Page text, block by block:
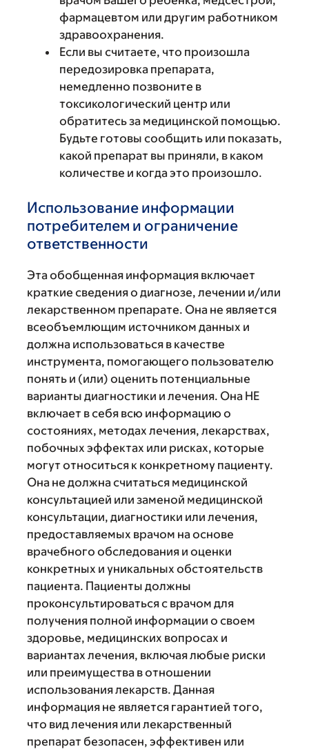
фармацевтом или другим работником
здравоохранения.
Если вы считаете, что произошла
передозировка препарата,
немедленно позвоните в
токсикологический центр или
обратитесь за медицинской помощью.
Будьте готовы сообщить или показать,
какой препарат вы приняли, в каком
количестве и когда это произошло.
Использование информации
потребителем и ограничение
ответственности
Эта обобщенная информация включает
краткие сведения о диагнозе, лечении и/или
лекарственном препарате. Она не является
всеобъемлющим источником данных и
должна использоваться в качестве
инструмента, помогающего пользователю
понять и (или) оценить потенциальные
варианты диагностики и лечения. Она НЕ
включает в себя всю информацию о
состояниях, методах лечения, лекарствах,
побочных эффектах или рисках, которые
могут относиться к конкретному пациенту.
Она не должна считаться медицинской
консультацией или заменой медицинской
консультации, диагностики или лечения,
предоставляемых врачом на основе
врачебного обследования и оценки
конкретных и уникальных обстоятельств
пациента. Пациенты должны
проконсультироваться с врачом для
получения полной информации о своем
здоровье, медицинских вопросах и
вариантах лечения, включая любые риски
или преимущества в отношении
использования лекарств. Данная
информация не является гарантией того,
что вид лечения или лекарственный
препарат безопасен, эффективен или